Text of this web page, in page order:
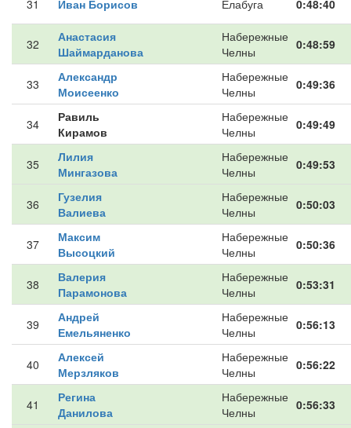
31 Иван Борисов Елабуга 0:48:40
32
Анастасия
Шаймарданова
Набережные
Челны
0:48:59
33
Александр
Моисеенко
Набережные
Челны
0:49:36
34
Равиль
Кирамов
Набережные
Челны
0:49:49
35
Лилия
Мингазова
Набережные
Челны
0:49:53
36
Гузелия
Валиева
Набережные
Челны
0:50:03
37
Максим
Высоцкий
Набережные
Челны
0:50:36
38
Валерия
Парамонова
Набережные
Челны
0:53:31
39
Андрей
Емельяненко
Набережные
Челны
0:56:13
40
Алексей
Мерзляков
Набережные
Челны
0:56:22
41
Регина
Данилова
Набережные
Челны
0:56:33